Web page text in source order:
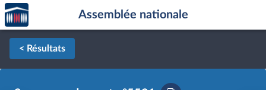
Aller au contenu
Aller en bas de la page
Accèder
à la
page
d'accueil
Assemblée nationale
< Résultats